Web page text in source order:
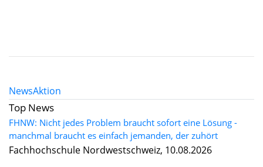
NewsAktion
Top News
FHNW: Nicht jedes Problem braucht sofort eine Lösung -
manchmal braucht es einfach jemanden, der zuhört
Fachhochschule Nordwestschweiz, 10.08.2026